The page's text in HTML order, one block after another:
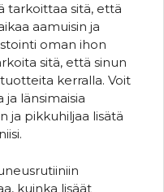
tarkoittaa sitä, että
aamuisin ja
oman ihon
sitä, että sinun
kerralla. Voit
ja länsimaisia
ja pikkuhiljaa lisätä
kuinka lisäät